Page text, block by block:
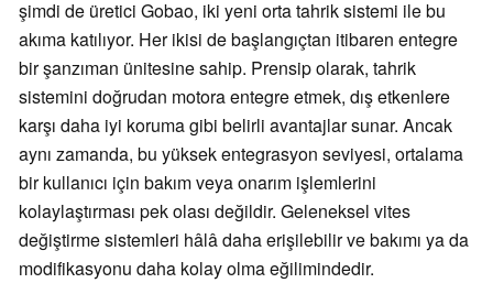
şimdi de üretici Gobao, iki yeni orta tahrik sistemi ile bu
akıma katılıyor. Her ikisi de başlangıçtan itibaren entegre
bir şanzıman ünitesine sahip. Prensip olarak, tahrik
sistemini doğrudan motora entegre etmek, dış etkenlere
karşı daha iyi koruma gibi belirli avantajlar sunar. Ancak
aynı zamanda, bu yüksek entegrasyon seviyesi, ortalama
bir kullanıcı için bakım veya onarım işlemlerini
kolaylaştırması pek olası değildir. Geleneksel vites
değiştirme sistemleri hâlâ daha erişilebilir ve bakımı ya da
modifikasyonu daha kolay olma eğilimindedir.